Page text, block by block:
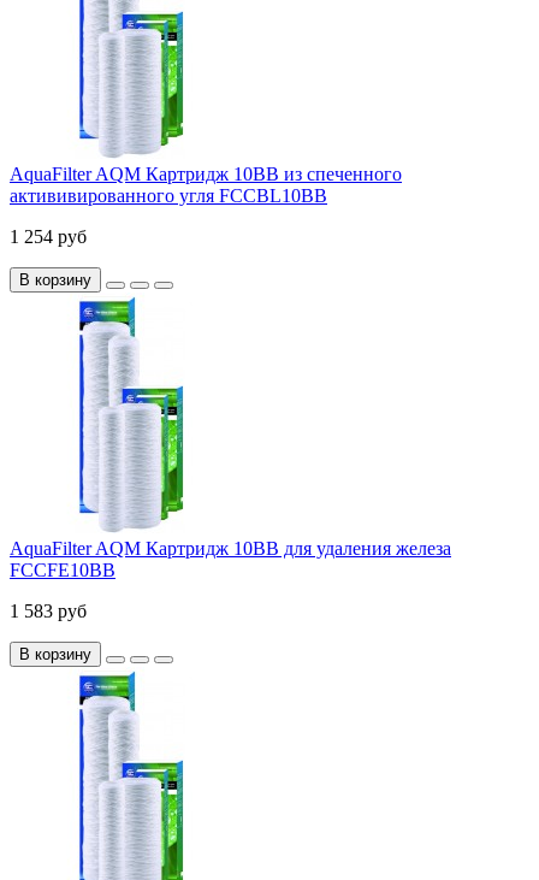
AquaFilter AQM Картридж 10ВВ из спеченного
актививированного угля FCCBL10ВВ
1 254 руб
В корзину
AquaFilter AQM Картридж 10BB для удаления железа
FCCFE10BB
1 583 руб
В корзину